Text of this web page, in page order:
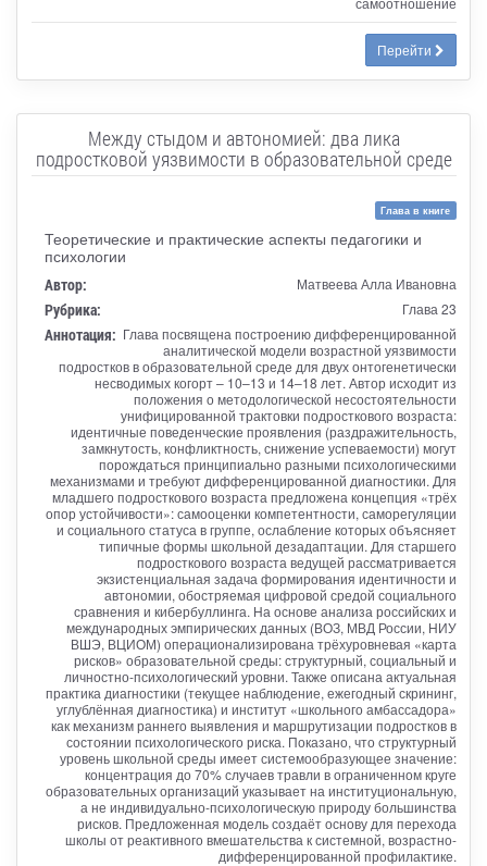
Перейти
Между стыдом и автономией: два лика
подростковой уязвимости в образовательной среде
Глава в книге
Теоретические и практические аспекты педагогики и
психологии
Автор: Матвеева Алла Ивановна
Рубрика: Глава 23
Аннотация: Глава посвящена построению дифференцированной
аналитической модели возрастной уязвимости
подростков в образовательной среде для двух онтогенетически
несводимых когорт – 10–13 и 14–18 лет. Автор исходит из
положения о методологической несостоятельности
унифицированной трактовки подросткового возраста:
идентичные поведенческие проявления (раздражительность,
замкнутость, конфликтность, снижение успеваемости) могут
порождаться принципиально разными психологическими
механизмами и требуют дифференцированной диагностики. Для
младшего подросткового возраста предложена концепция «трёх
опор устойчивости»: самооценки компетентности, саморегуляции
и социального статуса в группе, ослабление которых объясняет
типичные формы школьной дезадаптации. Для старшего
подросткового возраста ведущей рассматривается
экзистенциальная задача формирования идентичности и
автономии, обостряемая цифровой средой социального
сравнения и кибербуллинга. На основе анализа российских и
международных эмпирических данных (ВОЗ, МВД России, НИУ
ВШЭ, ВЦИОМ) операционализирована трёхуровневая «карта
рисков» образовательной среды: структурный, социальный и
личностно-психологический уровни. Также описана актуальная
практика диагностики (текущее наблюдение, ежегодный скрининг,
углублённая диагностика) и институт «школьного амбассадора»
как механизм раннего выявления и маршрутизации подростков в
состоянии психологического риска. Показано, что структурный
уровень школьной среды имеет системообразующее значение:
концентрация до 70% случаев травли в ограниченном круге
образовательных организаций указывает на институциональную,
а не индивидуально-психологическую природу большинства
рисков. Предложенная модель создаёт основу для перехода
школы от реактивного вмешательства к системной, возрастно-
дифференцированной профилактике.